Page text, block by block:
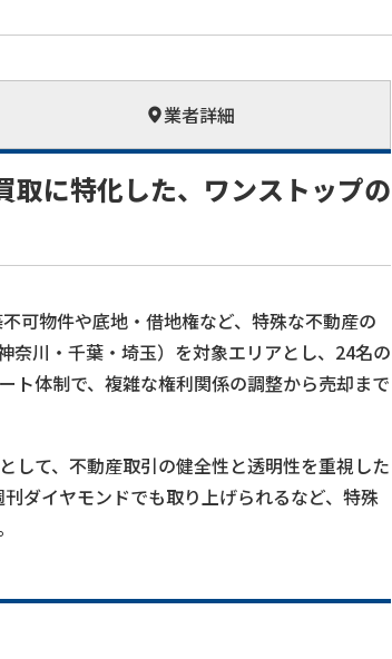
業者詳細
取に特化した、ワンストップの
可物件や底地・借地権など、特殊な不動産の
奈川・千葉・埼玉）を対象エリアとし、24名の
ト体制で、複雑な権利関係の調整から売却まで
して、不動産取引の健全性と透明性を重視した
ダイヤモンドでも取り上げられるなど、特殊